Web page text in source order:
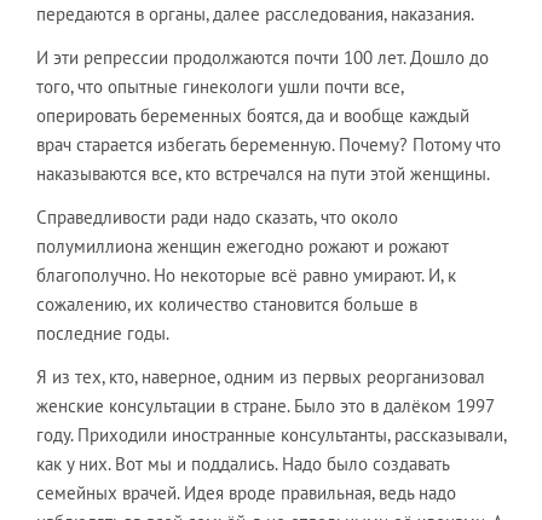
передаются в органы, далее расследования, наказания.
И эти репрессии продолжаются почти 100 лет. Дошло до
того, что опытные гинекологи ушли почти все,
оперировать беременных боятся, да и вообще каждый
врач старается избегать беременную. Почему? Потому что
наказываются все, кто встречался на пути этой женщины.
Справедливости ради надо сказать, что около
полумиллиона женщин ежегодно рожают и рожают
благополучно. Но некоторые всё равно умирают. И, к
сожалению, их количество становится больше в
последние годы.
Я из тех, кто, наверное, одним из первых реорганизовал
женские консультации в стране. Было это в далёком 1997
году. Приходили иностранные консультанты, рассказывали,
как у них. Вот мы и поддались. Надо было создавать
семейных врачей. Идея вроде правильная, ведь надо